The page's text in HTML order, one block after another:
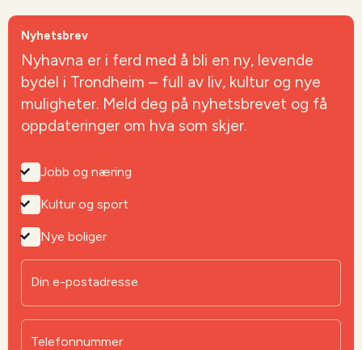
Nyhetsbrev
Nyhavna er i ferd med å bli en ny, levende
bydel i Trondheim – full av liv, kultur og nye
muligheter. Meld deg på nyhetsbrevet og få
oppdateringer om hva som skjer.
Jobb og næring
Kultur og sport
Nye boliger
Din e-postadresse
Telefonnummer